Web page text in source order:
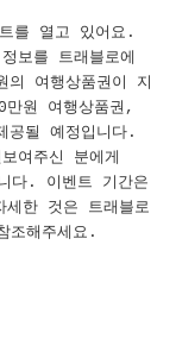
를 열고 있어요.
보를 트래블로에
여행상품권이 지
원 여행상품권,
될 예정입니다.
여주신 분에게
다. 이벤트 기간은
한 것은 트래블로
조해주세요.